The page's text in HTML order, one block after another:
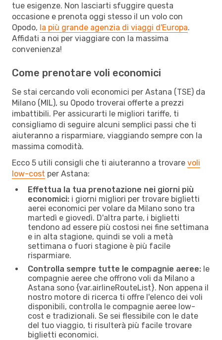
tue esigenze. Non lasciarti sfuggire questa
occasione e prenota oggi stesso il un volo con
Opodo, la più grande agenzia di viaggi d'Europa.
Affidati a noi per viaggiare con la massima
convenienza!
Come prenotare voli economici
Se stai cercando voli economici per Astana (TSE) da
Milano (MIL), su Opodo troverai offerte a prezzi
imbattibili. Per assicurarti le migliori tariffe, ti
consigliamo di seguire alcuni semplici passi che ti
aiuteranno a risparmiare, viaggiando sempre con la
massima comodità.
Ecco 5 utili consigli che ti aiuteranno a trovare voli
low-cost per Astana:
Effettua la tua prenotazione nei giorni più
economici: i giorni migliori per trovare biglietti
aerei economici per volare da Milano sono tra
martedì e giovedì. D'altra parte, i biglietti
tendono ad essere più costosi nei fine settimana
e in alta stagione, quindi se voli a metà
settimana o fuori stagione è più facile
risparmiare.
Controlla sempre tutte le compagnie aeree: le
compagnie aeree che offrono voli da Milano a
Astana sono {​var.airlineRouteList}. Non appena il
nostro motore di ricerca ti offre l'elenco dei voli
disponibili, controlla le compagnie aeree low-
cost e tradizionali. Se sei flessibile con le date
del tuo viaggio, ti risulterà più facile trovare
biglietti economici.